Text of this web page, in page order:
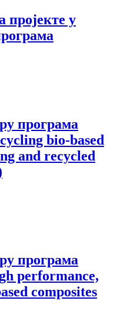
пројекте у
програма
bio-based
and recycled
програма
performance,
composites